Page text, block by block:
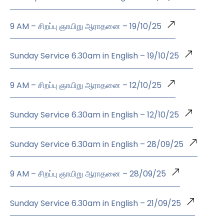
9 AM – சிறப்பு ஞாயிறு ஆராதனை – 19/10/25
Sunday Service 6.30am in English – 19/10/25
9 AM – சிறப்பு ஞாயிறு ஆராதனை – 12/10/25
Sunday Service 6.30am in English – 12/10/25
Sunday Service 6.30am in English – 28/09/25
9 AM – சிறப்பு ஞாயிறு ஆராதனை – 28/09/25
Sunday Service 6.30am in English – 21/09/25